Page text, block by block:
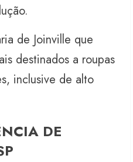
de Joinville que
destinados a roupas
inclusive de alto
DE